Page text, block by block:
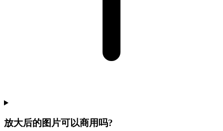
放大后的图片可以商用吗?